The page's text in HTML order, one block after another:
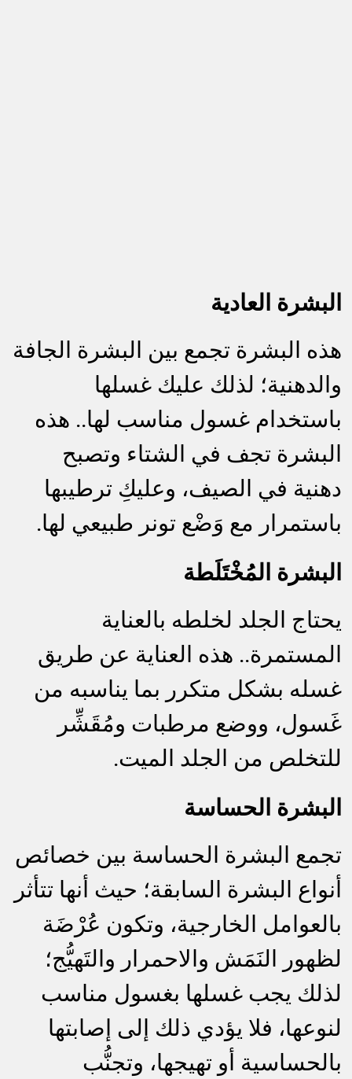
البشرة العادية
هذه البشرة تجمع بين البشرة الجافة
والدهنية؛ لذلك عليك غسلها
باستخدام غسول مناسب لها.. هذه
البشرة تجف في الشتاء وتصبح
دهنية في الصيف، وعليكِ ترطيبها
باستمرار مع وَضْع تونر طبيعي لها.
البشرة المُخْتَلَطة
يحتاج الجلد لخلطه بالعناية
المستمرة.. هذه العناية عن طريق
غسله بشكل متكرر بما يناسبه من
غَسول، ووضع مرطبات ومُقَشِّر
للتخلص من الجلد الميت.
البشرة الحساسة
تجمع البشرة الحساسة بين خصائص
أنواع البشرة السابقة؛ حيث أنها تتأثر
بالعوامل الخارجية، وتكون عُرْضَة
لظهور النَمَش والاحمرار والتَهيُّج؛
لذلك يجب غسلها بغسول مناسب
لنوعها، فلا يؤدي ذلك إلى إصابتها
بالحساسية أو تهيجها، وتجنُّب